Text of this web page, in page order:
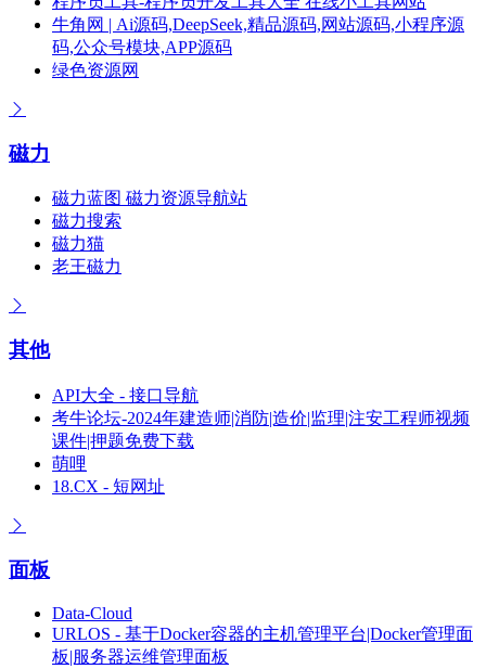
牛角网 | Ai源码,DeepSeek,精品源码,网站源码,小程序源
码,公众号模块,APP源码
绿色资源网
磁力
磁力蓝图 磁力资源导航站
磁力搜索
磁力猫
老王磁力
其他
API大全 - 接口导航
考牛论坛-2024年建造师|消防|造价|监理|注安工程师视频
课件|押题免费下载
萌哩
18.CX - 短网址
面板
Data-Cloud
URLOS - 基于Docker容器的主机管理平台|Docker管理面
板|服务器运维管理面板